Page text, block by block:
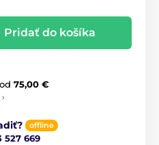
Pridať do košíka
od 75,00 €
offline
527 669